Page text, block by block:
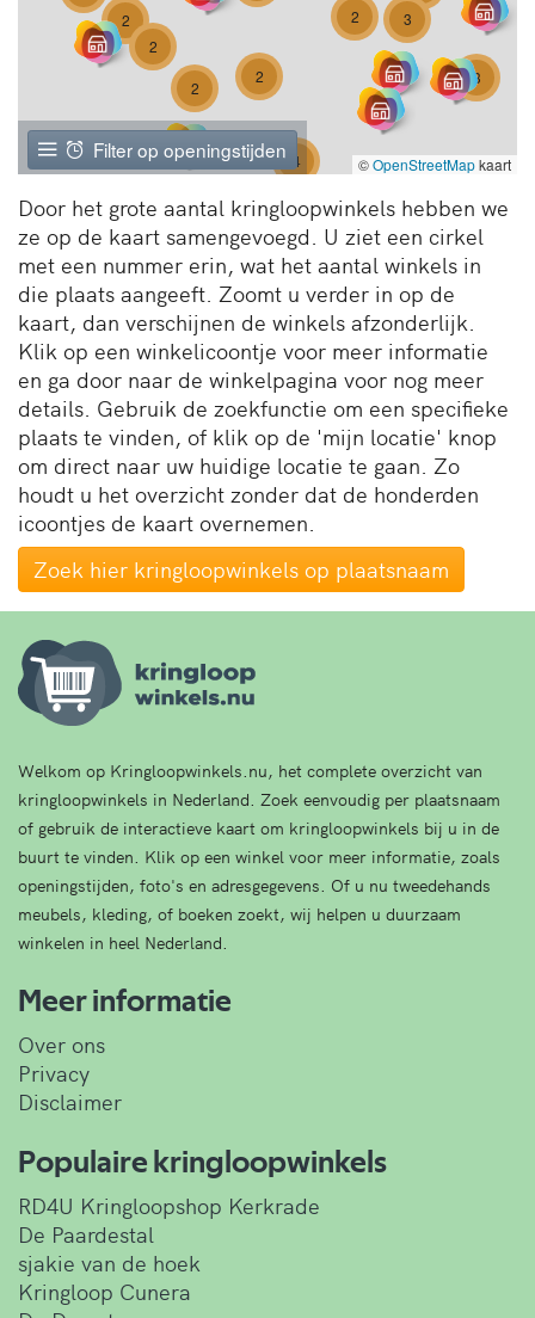
Filter op openingstijden
3
2
2
2
2
3
2
4 ©OpenStreetMapkaart
Door het grote aantal kringloopwinkels hebben we
ze op de kaart samengevoegd. U ziet een cirkel
met een nummer erin, wat het aantal winkels in
die plaats aangeeft. Zoomt u verder in op de
kaart, dan verschijnen de winkels afzonderlijk.
Klik op een winkelicoontje voor meer informatie
en ga door naar de winkelpagina voor nog meer
details. Gebruik de zoekfunctie om een specifieke
plaats te vinden, of klik op de 'mijn locatie' knop
om direct naar uw huidige locatie te gaan. Zo
houdt u het overzicht zonder dat de honderden
icoontjes de kaart overnemen.
Zoek hier kringloopwinkels op plaatsnaam
Welkom op Kringloopwinkels.nu, het complete overzicht van
kringloopwinkels in Nederland. Zoek eenvoudig per plaatsnaam
of gebruik de interactieve kaart om kringloopwinkels bij u in de
buurt te vinden. Klik op een winkel voor meer informatie, zoals
openingstijden, foto's en adresgegevens. Of u nu tweedehands
meubels, kleding, of boeken zoekt, wij helpen u duurzaam
winkelen in heel Nederland.
Meer informatie
Over ons
Privacy
Disclaimer
Populaire kringloopwinkels
RD4U Kringloopshop Kerkrade
De Paardestal
sjakie van de hoek
Kringloop Cunera